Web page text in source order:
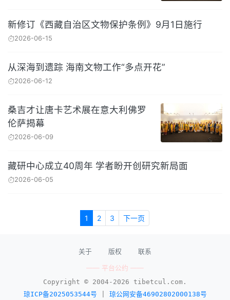
新修订《西藏自治区文物保护条例》9月1日施行
2026-06-15
从深海到遗踪 海南文物工作“多点开花”
2026-06-12
桑吉才让唐卡艺术展在意大利佛罗
伦萨揭幕
2026-06-09
藏研中心成立40周年 学者盼开创研究新局面
2026-06-05
1 2 3 下一页
关于 版权 联系
—— 平台公约 ——
Copyright © 2004-2026 tibetcul.com.
琼ICP备2025053544号
琼公网安备46902802000138号